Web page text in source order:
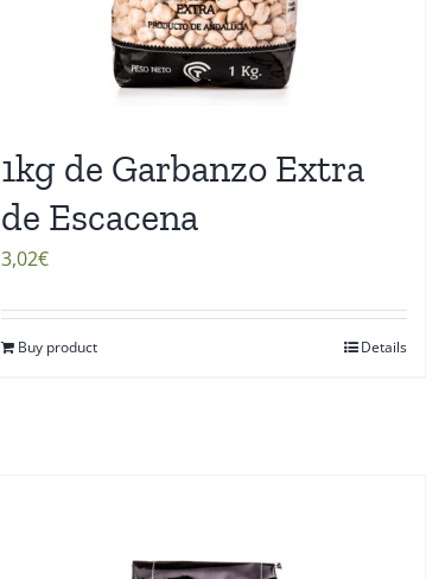
1kg de Garbanzo Extra
de Escacena
3,02€
Buy product Details